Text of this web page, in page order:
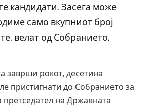
кандидати. Засега може
само вкупниот број
велат од Собранието.
заврши рокот, десетина
пристигнати до Собранието за
претседател на Државната